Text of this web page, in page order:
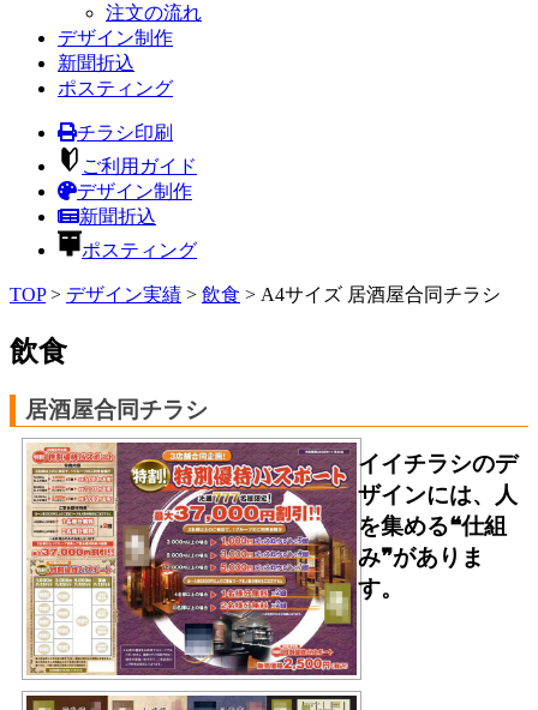
注文の流れ
デザイン制作
新聞折込
ポスティング
チラシ印刷
ご利用ガイド
デザイン制作
新聞折込
ポスティング
TOP> デザイン実績 > 飲食 > A4サイズ 居酒屋合同チラシ
飲食
居酒屋合同チラシ
イイチラシのデ
ザインには、人
を集める❝仕組
み❞がありま
す。